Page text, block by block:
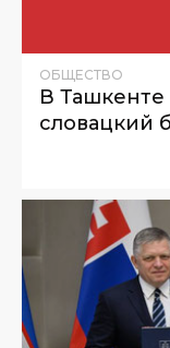
ОБЩЕСТВО
В Ташкенте
словацкий